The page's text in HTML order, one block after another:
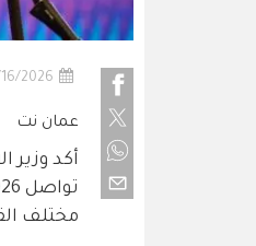
2026 - 15:50
عمان نت
أكد وزير
مختلف